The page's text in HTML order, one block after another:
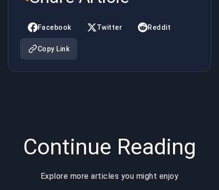
de refuerzo
en 2025
videojuegos
Facebook Twitter Reddit
Copy Link
Continue Reading
Explore more articles you might enjoy